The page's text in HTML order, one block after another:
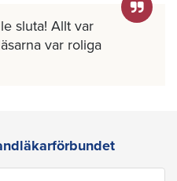
sluta! Allt var
var roliga